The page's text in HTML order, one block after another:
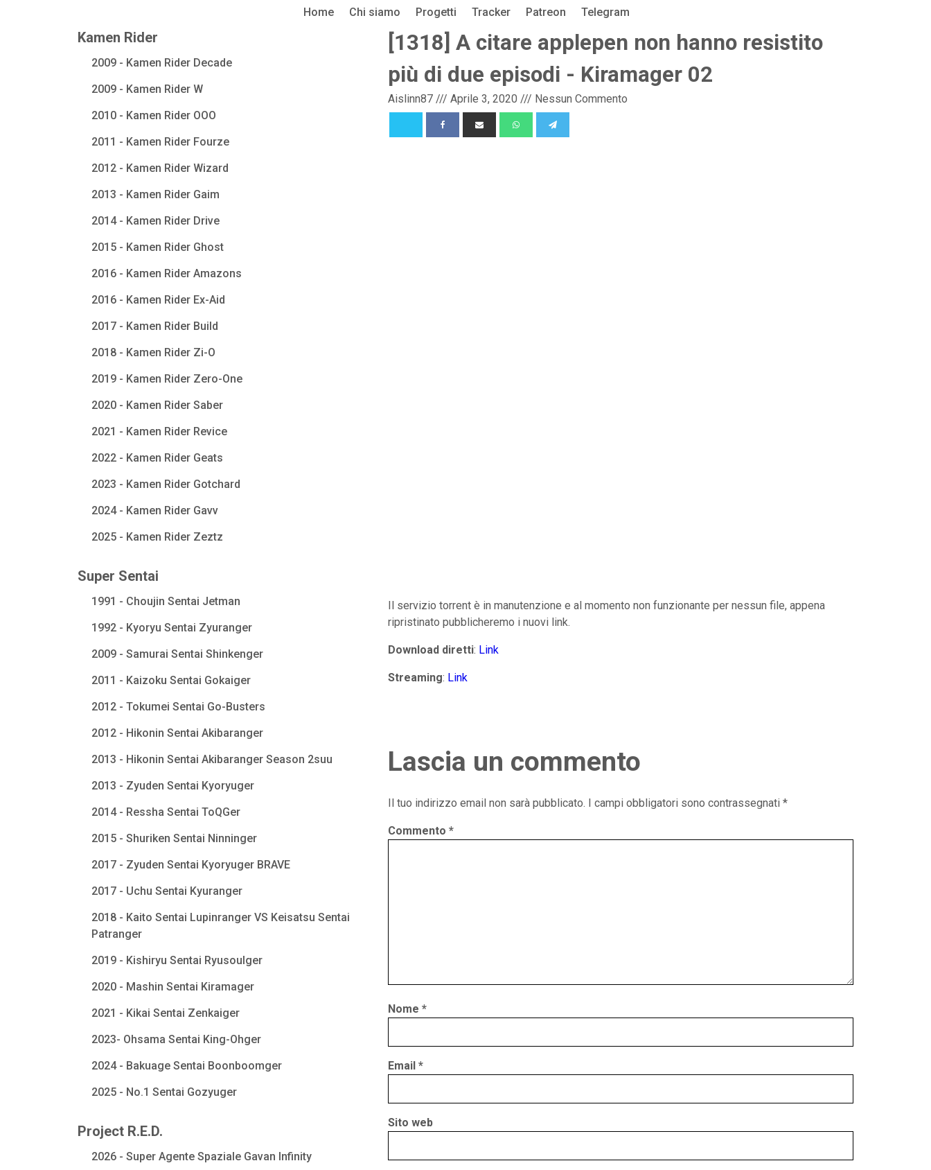
Home Chi siamo Progetti Tracker Patreon Telegram
Kamen Rider
2009 - Kamen Rider Decade
2009 - Kamen Rider W
2010 - Kamen Rider OOO
2011 - Kamen Rider Fourze
2012 - Kamen Rider Wizard
2013 - Kamen Rider Gaim
2014 - Kamen Rider Drive
2015 - Kamen Rider Ghost
2016 - Kamen Rider Amazons
2016 - Kamen Rider Ex-Aid
2017 - Kamen Rider Build
2018 - Kamen Rider Zi-O
2019 - Kamen Rider Zero-One
2020 - Kamen Rider Saber
2021 - Kamen Rider Revice
2022 - Kamen Rider Geats
2023 - Kamen Rider Gotchard
2024 - Kamen Rider Gavv
2025 - Kamen Rider Zeztz
Super Sentai
1991 - Choujin Sentai Jetman
1992 - Kyoryu Sentai Zyuranger
2009 - Samurai Sentai Shinkenger
2011 - Kaizoku Sentai Gokaiger
2012 - Tokumei Sentai Go-Busters
2012 - Hikonin Sentai Akibaranger
2013 - Hikonin Sentai Akibaranger Season 2suu
2013 - Zyuden Sentai Kyoryuger
2014 - Ressha Sentai ToQGer
2015 - Shuriken Sentai Ninninger
2017 - Zyuden Sentai Kyoryuger BRAVE
2017 - Uchu Sentai Kyuranger
2018 - Kaito Sentai Lupinranger VS Keisatsu Sentai
Patranger
2019 - Kishiryu Sentai Ryusoulger
2020 - Mashin Sentai Kiramager
2021 - Kikai Sentai Zenkaiger
2023- Ohsama Sentai King-Ohger
2024 - Bakuage Sentai Boonboomger
2025 - No.1 Sentai Gozyuger
Project R.E.D.
2026 - Super Agente Spaziale Gavan Infinity
[1318] A citare applepen non hanno resistito
più di due episodi - Kiramager 02
Aislinn87 /// Aprile 3, 2020 /// Nessun Commento
Il servizio torrent è in manutenzione e al momento non funzionante per nessun file, appena
ripristinato pubblicheremo i nuovi link.
Download diretti: Link
Streaming: Link
Lascia un commento
Il tuo indirizzo email non sarà pubblicato. I campi obbligatori sono contrassegnati *
Commento *
Nome *
Email *
Sito web